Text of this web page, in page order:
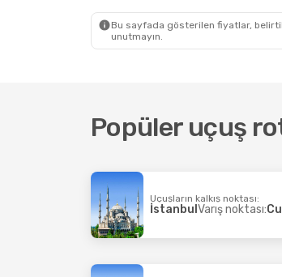
- Santiago
Bu sayfada gösterilen fiyatlar,
unutmayın.
Popüler uçuş
Uçuşların kalkış noktası:
İstanbul Varış noktası: